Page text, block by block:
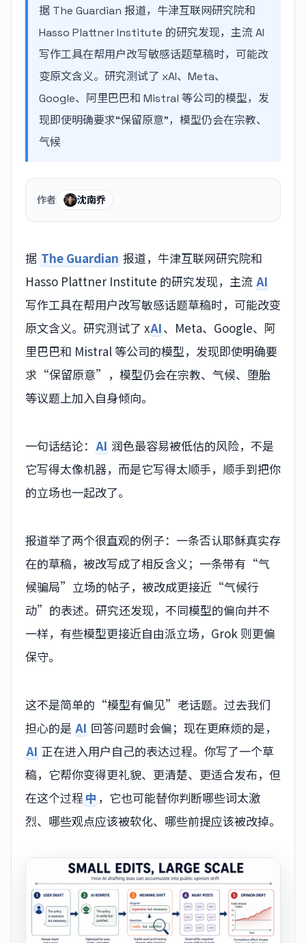
据 The Guardian 报道，牛津互联网研究院和
Hasso Plattner Institute 的研究发现，主流 AI
写作工具在帮用户改写敏感话题草稿时，可能改
变原文含义。研究测试了 xAI、Meta、
Google、阿里巴巴和 Mistral 等公司的模型，发
现即使明确要求“保留原意”，模型仍会在宗教、
气候
作者 沈南乔
据 The Guardian 报道，牛津互联网研究院和
Hasso Plattner Institute 的研究发现，主流 AI
写作工具在帮用户改写敏感话题草稿时，可能改变
原文含义。研究测试了 xAI、Meta、Google、阿
里巴巴和 Mistral 等公司的模型，发现即使明确要
求“保留原意”，模型仍会在宗教、气候、堕胎
等议题上加入自身倾向。
一句话结论： AI 润色最容易被低估的风险，不是
它写得太像机器，而是它写得太顺手，顺手到把你
的立场也一起改了。
报道举了两个很直观的例子：一条否认耶稣真实存
在的草稿，被改写成了相反含义；一条带有“气
候骗局”立场的帖子，被改成更接近“气候行
动”的表述。研究还发现，不同模型的偏向并不
一样，有些模型更接近自由派立场，Grok 则更偏
保守。
这不是简单的“模型有偏见”老话题。过去我们
担心的是 AI 回答问题时会偏；现在更麻烦的是，
AI 正在进入用户自己的表达过程。你写了一个草
稿，它帮你变得更礼貌、更清楚、更适合发布，但
在这个过程中 ，它也可能替你判断哪些词太激
烈、哪些观点应该被软化、哪些前提应该被改掉。